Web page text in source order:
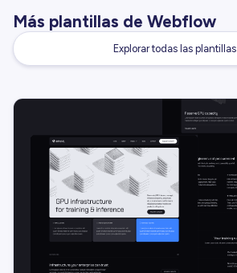
Más plantillas de Webflow
Explorar todas las plantillas